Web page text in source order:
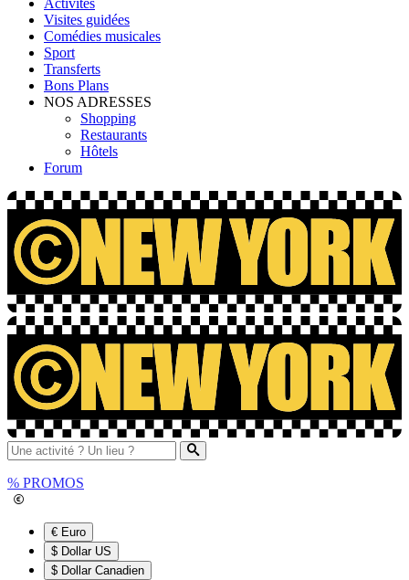
Activités
Visites guidées
Comédies musicales
Sport
Transferts
Bons Plans
NOS ADRESSES
Shopping
Restaurants
Hôtels
Forum
% PROMOS
€ Euro
$ Dollar US
$ Dollar Canadien